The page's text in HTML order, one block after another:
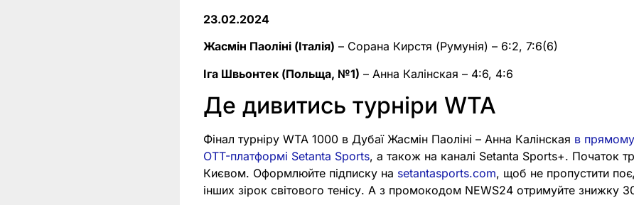
23.02.2024
Жасмін Паоліні (Італія) – Сорана Кирстя (Румунія) – 6:2, 7:6(6)
Іга Швьонтек (Польща, №1) – Анна Калінская – 4:6, 4:6
Де дивитись турніри WTA
Фінал турніру WTA 1000 в Дубаї Жасмін Паоліні – Анна Калінская в прямому
OTT-платформі Setanta Sports, а також на каналі Setanta Sports+. Початок
Києвом. Оформлюйте підписку на setantasports.com, щоб не пропустити
інших зірок світового тенісу. А з промокодом NEWS24 отримуйте знижку